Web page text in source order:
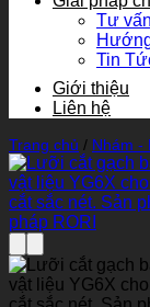
Tư
Tin
Giới thiệu
Liên hệ
Trang chủ / Nhám -